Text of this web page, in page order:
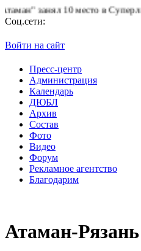
занял 10 место в Суперлиге.
Соц.сети:
Войти на сайт
Пресс-центр
Администрация
Календарь
ДЮБЛ
Архив
Состав
Фото
Видео
Форум
Рекламное агентство
Благодарим
Атаман-